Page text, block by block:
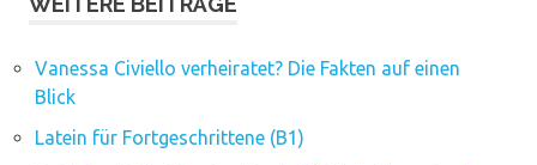
Vanessa Civiello verheiratet? Die Fakten auf einen
Blick
Latein für Fortgeschrittene (B1)